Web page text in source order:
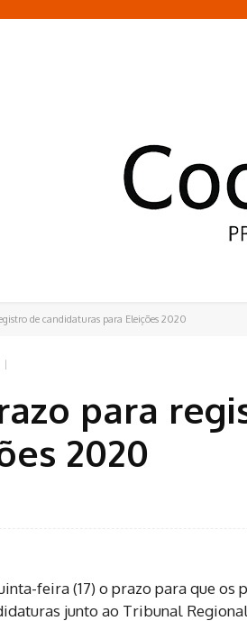
de candidaturas para Eleições 2020
para
2020
feira (17) o prazo para que
junto ao Tribunal